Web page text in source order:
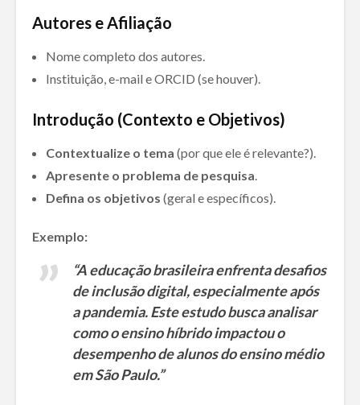
Autores e Afiliação
Nome completo dos autores.
Instituição, e-mail e ORCID (se houver).
Introdução (Contexto e Objetivos)
Contextualize o tema (por que ele é relevante?).
Apresente o problema de pesquisa.
Defina os objetivos (geral e específicos).
Exemplo:
“A educação brasileira enfrenta desafios
de inclusão digital, especialmente após
a pandemia. Este estudo busca analisar
como o ensino híbrido impactou o
desempenho de alunos do ensino médio
em São Paulo.”